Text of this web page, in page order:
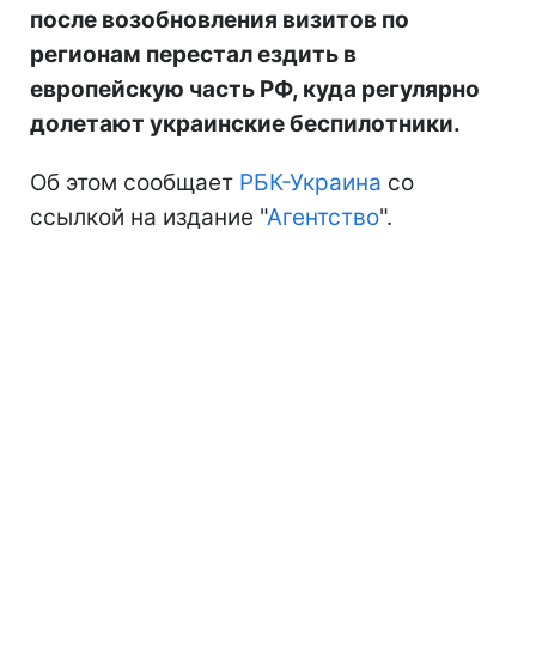
после возобновления визитов по
регионам перестал ездить в
европейскую часть РФ, куда регулярно
долетают украинские беспилотники.
Об этом сообщает РБК-Украина со
ссылкой на издание "Агентство".